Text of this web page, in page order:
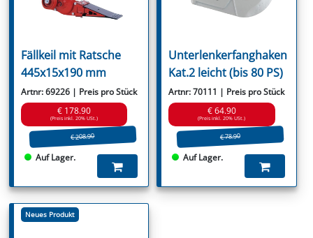
Fällkeil mit Ratsche
445x15x190 mm
Artnr: 69226 | Preis pro Stück
€ 178.90
(Preis inkl. 20% USt.)
€ 208.90
Auf Lager.
Unterlenkerfanghaken
Kat.2 leicht (bis 80 PS)
Artnr: 70111 | Preis pro Stück
€ 64.90
(Preis inkl. 20% USt.)
€ 78.90
Auf Lager.
Neues Produkt